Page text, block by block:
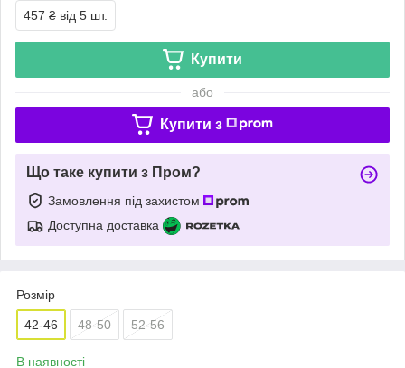
457 ₴ від 5 шт.
Купити
або
Купити з
Що таке купити з Пром?
Замовлення під захистом
Доступна доставка
Розмір
42-46 48-50 52-56
В наявності